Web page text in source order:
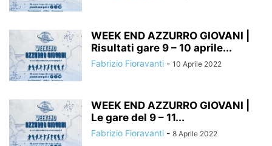
WEEK END AZZURRO GIOVANI |
Risultati gare 9 – 10 aprile...
Fabrizio Fioravanti - 10 Aprile 2022
WEEK END AZZURRO GIOVANI |
Le gare del 9 – 11...
Fabrizio Fioravanti - 8 Aprile 2022